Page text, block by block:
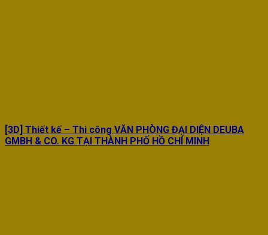
[3D] Thiết kế – Thi công VĂN PHÒNG ĐẠI DIỆN DEUBA
GMBH & CO. KG TẠI THÀNH PHỐ HỒ CHÍ MINH